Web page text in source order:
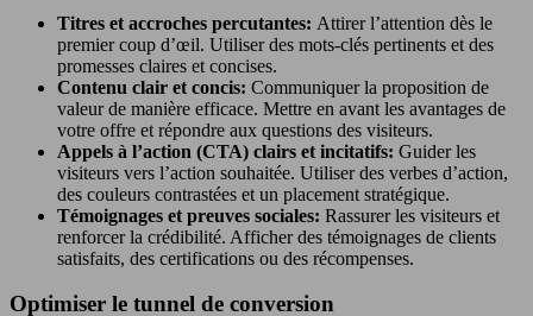
Titres et accroches percutantes: Attirer l’attention dès le
premier coup d’œil. Utiliser des mots-clés pertinents et des
promesses claires et concises.
Contenu clair et concis: Communiquer la proposition de
valeur de manière efficace. Mettre en avant les avantages de
votre offre et répondre aux questions des visiteurs.
Appels à l’action (CTA) clairs et incitatifs: Guider les
visiteurs vers l’action souhaitée. Utiliser des verbes d’action,
des couleurs contrastées et un placement stratégique.
Témoignages et preuves sociales: Rassurer les visiteurs et
renforcer la crédibilité. Afficher des témoignages de clients
satisfaits, des certifications ou des récompenses.
Optimiser le tunnel de conversion